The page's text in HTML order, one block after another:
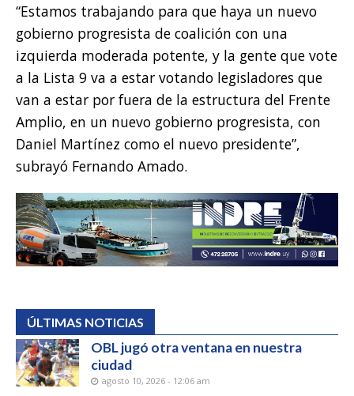
“Estamos trabajando para que haya un nuevo
gobierno progresista de coalición con una
izquierda moderada potente, y la gente que vote
a la Lista 9 va a estar votando legisladores que
van a estar por fuera de la estructura del Frente
Amplio, en un nuevo gobierno progresista, con
Daniel Martínez como el nuevo presidente”,
subrayó Fernando Amado.
ÚLTIMAS NOTICIAS
OBL jugó otra ventana en nuestra
ciudad
agosto 10, 2026 - 12:06 am